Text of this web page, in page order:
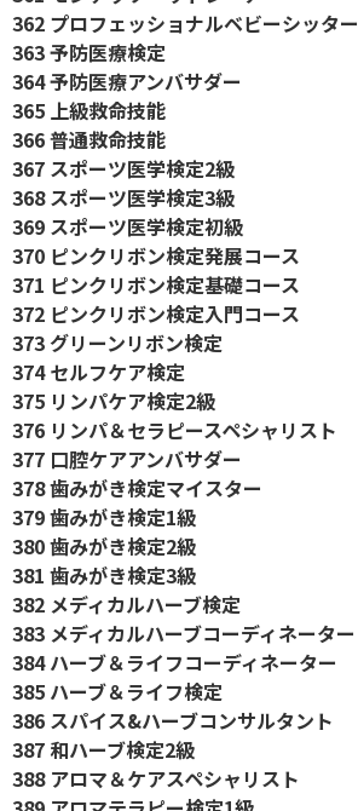
362 プロフェッショナルベビーシッター
363 予防医療検定
364 予防医療アンバサダー
365 上級救命技能
366 普通救命技能
367 スポーツ医学検定2級
368 スポーツ医学検定3級
369 スポーツ医学検定初級
370 ピンクリボン検定発展コース
371 ピンクリボン検定基礎コース
372 ピンクリボン検定入門コース
373 グリーンリボン検定
374 セルフケア検定
375 リンパケア検定2級
376 リンパ＆セラピースペシャリスト
377 口腔ケアアンバサダー
378 歯みがき検定マイスター
379 歯みがき検定1級
380 歯みがき検定2級
381 歯みがき検定3級
382 メディカルハーブ検定
383 メディカルハーブコーディネーター
384 ハーブ＆ライフコーディネーター
385 ハーブ＆ライフ検定
386 スパイス&ハーブコンサルタント
387 和ハーブ検定2級
388 アロマ＆ケアスペシャリスト